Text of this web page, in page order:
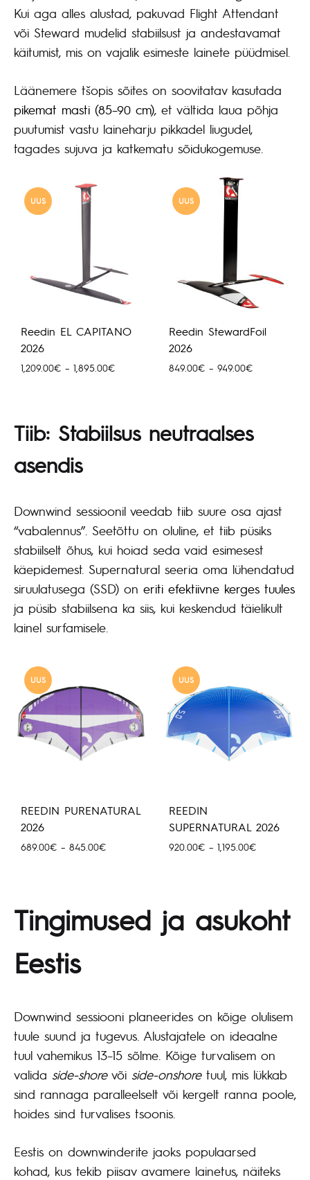
Kui aga alles alustad, pakuvad Flight Attendant
või Steward mudelid stabiilsust ja andestavamat
käitumist, mis on vajalik esimeste lainete püüdmisel.
Läänemere tšopis sõites on soovitatav kasutada
pikemat masti (85–90 cm), et vältida laua põhja
puutumist vastu laineharju pikkadel liugudel,
tagades sujuva ja katkematu sõidukogemuse.
UUS
Reedin EL CAPITANO
2026
1,209.00€ – 1,895.00€Hinnavahemik:
UUS
Reedin StewardFoil
2026
849.00€ – 949.00€
Tiib: Stabiilsus neutraalses
asendis
Downwind sessioonil veedab tiib suure osa ajast
“vabalennus”. Seetõttu on oluline, et tiib püsiks
stabiilselt õhus, kui hoiad seda vaid esimesest
käepidemest. Supernatural seeria oma lühendatud
siruulatusega (SSD) on eriti efektiivne kerges tuules
ja püsib stabiilsena ka siis, kui keskendud täielikult
lainel surfamisele.
UUS
REEDIN PURENATURAL
2026
689.00€ – 845.00€Hinnavahemik:
UUS
REEDIN
SUPERNATURAL 2026
920.00€ – 1,195.00€
Tingimused ja asukoht
Eestis
Downwind sessiooni planeerides on kõige olulisem
tuule suund ja tugevus. Alustajatele on ideaalne
tuul vahemikus 13–15 sõlme. Kõige turvalisem on
valida side-shorevõi side-onshoretuul, mis lükkab
sind rannaga paralleelselt või kergelt ranna poole,
hoides sind turvalises tsoonis.
Eestis on downwinderite jaoks populaarsed
kohad, kus tekib piisav avamere lainetus, näiteks